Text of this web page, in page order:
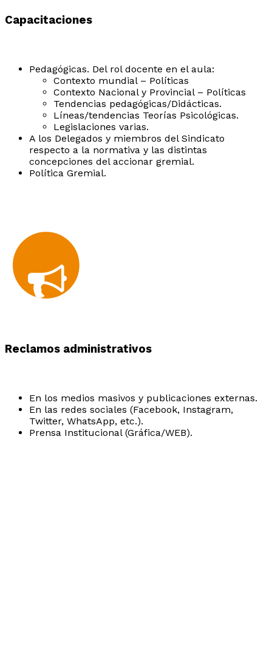
Capacitaciones
Pedagógicas. Del rol docente en el aula:
Contexto mundial – Políticas
Contexto Nacional y Provincial – Políticas
Tendencias pedagógicas/Didácticas.
Líneas/tendencias Teorías Psicológicas.
Legislaciones varias.
A los Delegados y miembros del Sindicato
respecto a la normativa y las distintas
concepciones del accionar gremial.
Política Gremial.
Reclamos administrativos
En los medios masivos y publicaciones externas.
En las redes sociales (Facebook, Instagram,
Twitter, WhatsApp, etc.).
Prensa Institucional (Gráfica/WEB).